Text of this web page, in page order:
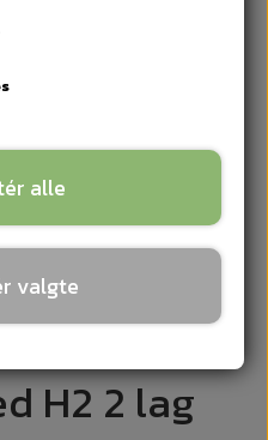
H2 2 lag
alle
valgte